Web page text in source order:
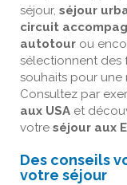
séjour, séjour
circuit
autotour ou
sélectionnent des
souhaits pour une
Consultez par
aux USA et
votre séjour aux
Des conseils
votre séjour